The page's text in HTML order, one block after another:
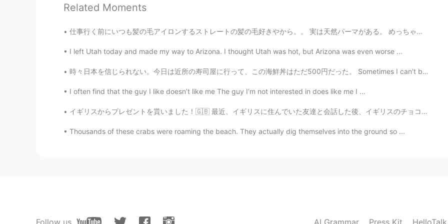
Bryan Camacho
@Yuki Osaka hawk @Miki Thank you! 🥰
EN JP
@tomo 教えてくれてありがとうございます
Bryan Camacho 2020.12.29 00:37
Related Moments
仕事行く前にいつも髪の毛アイロンするストレートの髪の毛好きやから。。 実は天然パーマがある。 めっちゃクルクル！ 最近何もしてないけど、ジェルだけつけて、そのママで仕事行った。みんな俺を褒めた...
I left Utah today and made my way to Arizona. I thought Utah was hot, but Arizona was even worse ...
時々日本を信じられない。今日は近所の寿司屋に行って、この海鮮丼はただ500円だった。 Sometimes I can't believe Japan. I went to a sushi ho...
I often find that the guy I like doesn’t like me The guy I’m not interested in does like me I ...
イギリスからプレゼントを貰いました！🇬🇧 最近、イギリスに住んでいた友達と会話した後、イギリスのチョコレートが多種多様であることに気づいた。 特にイースターや春の時、3ヶ月だけで買えるチョコ...
Thousands of these crabs were roaming the beach. They actually dig themselves into the ground so ...
Follow us AI Grammar Press Kit